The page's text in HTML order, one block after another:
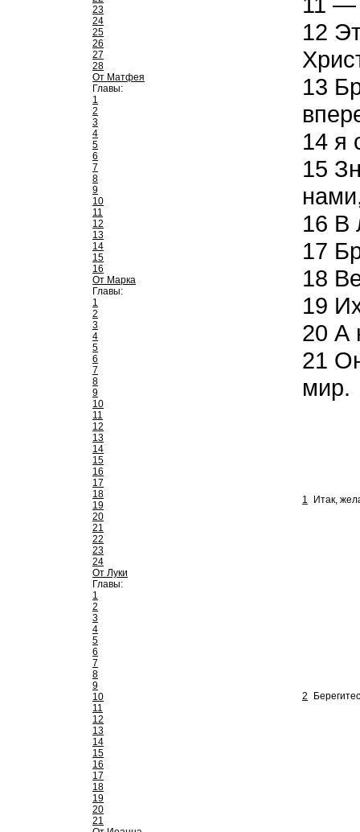
23
24
25
26
27
28
От Матфея
Главы:
1
2
3
4
5
6
7
8
9
10
11
12
13
14
15
16
От Марка
Главы:
1
2
3
4
5
6
7
8
9
10
11
12
13
14
15
16
17
18
19
20
21
22
23
24
От Луки
Главы:
1
2
3
4
5
6
7
8
9
10
11
12
13
14
15
16
17
18
19
20
21
12
13
14 я
15
16 В
17
18
19
20 А
21
мир.
1 Итак,
2